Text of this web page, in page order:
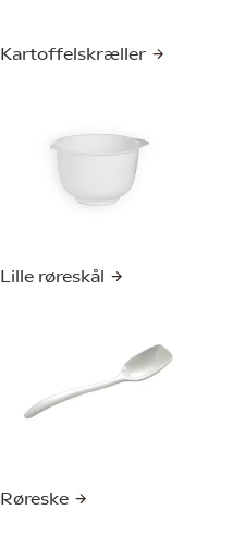
Kartoffelskræller
Lille røreskål
Røreske